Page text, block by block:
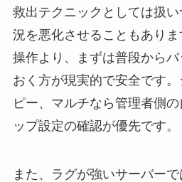
救出テクニックとしては扱
況を悪化させることもあり
操作より、まずは普段から
おく方が現実的で安全です
ピー、マルチなら管理者側
ップ設定の確認が優先です。
また、ラグが強いサーバー